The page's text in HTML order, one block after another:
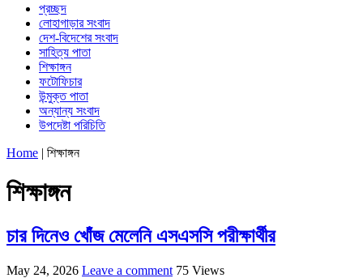
প্রচ্ছদ
লোহাগাড়ার সংবাদ
দেশ-বিদেশের সংবাদ
সাহিত্য পাতা
শিক্ষাঙ্গন
ফটোফিচার
উন্মুক্ত পাতা
অন্যান্য সংবাদ
উপদেষ্টা পরিচিতি
Home | শিক্ষাঙ্গন
শিক্ষাঙ্গন
চার দিনেও খোঁজ মেলেনি এসএসসি পরীক্ষার্থীর
May 24, 2026 Leave a comment 75 Views